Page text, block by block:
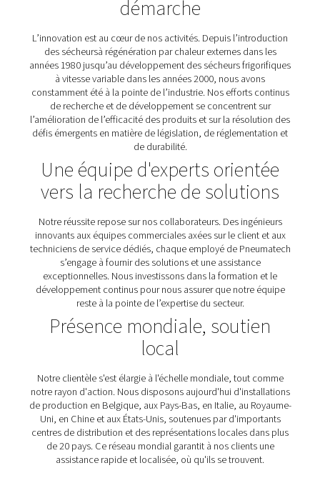
l’excellence
Fondée en 1966 dans le Wisconsin, aux États-Unis,
est passée d’une entreprise familiale à un leader
traitement de l’air comprimé et les solutions de
gaz sur site. Avec un engagement constant envers
nous fournissons des produits innovants, fiables et
répondent aux divers besoins des industries du
L'innovation au cœur de
démarche
L’innovation est au cœur de nos activités. Depuis
des sécheursà régénération par chaleur externes
années 1980 jusqu’au développement des sécheurs
à vitesse variable dans les années 2000, nous
constamment été à la pointe de l’industrie. Nos
de recherche et de développement se
l’amélioration de l’efficacité des produits et sur la
de durabilité.
Une équipe d'experts
vers la recherche de